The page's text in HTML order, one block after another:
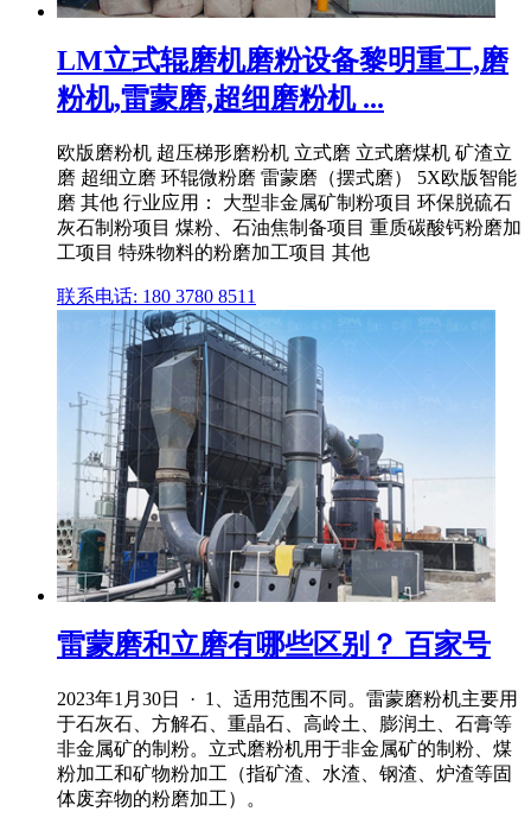
LM立式辊磨机磨粉设备黎明重工,磨
粉机,雷蒙磨,超细磨粉机 ...
欧版磨粉机 超压梯形磨粉机 立式磨 立式磨煤机 矿渣立
磨 超细立磨 环辊微粉磨 雷蒙磨（摆式磨） 5X欧版智能
磨 其他 行业应用： 大型非金属矿制粉项目 环保脱硫石
灰石制粉项目 煤粉、石油焦制备项目 重质碳酸钙粉磨加
工项目 特殊物料的粉磨加工项目 其他
联系电话: 180 3780 8511
雷蒙磨和立磨有哪些区别？ 百家号
2023年1月30日 · 1、适用范围不同。雷蒙磨粉机主要用
于石灰石、方解石、重晶石、高岭土、膨润土、石膏等
非金属矿的制粉。立式磨粉机用于非金属矿的制粉、煤
粉加工和矿物粉加工（指矿渣、水渣、钢渣、炉渣等固
体废弃物的粉磨加工）。